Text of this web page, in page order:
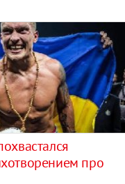
про